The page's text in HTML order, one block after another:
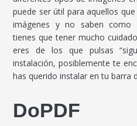
puede ser útil para aquellos
imágenes y no saben como
tienes que tener mucho
eres de los que pulsas
instalación, posiblemente te
has querido instalar en tu barra
DoPDF